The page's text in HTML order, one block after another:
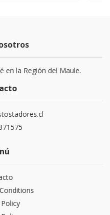
en la Región del Maule.